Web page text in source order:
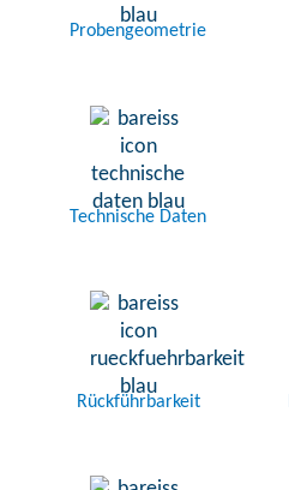
Probengeometrie
Technische Daten
Rückführbarkeit